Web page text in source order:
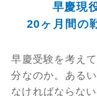
早慶現
20ヶ月間の
早慶受験を考え
分なのか。ある
なければならな